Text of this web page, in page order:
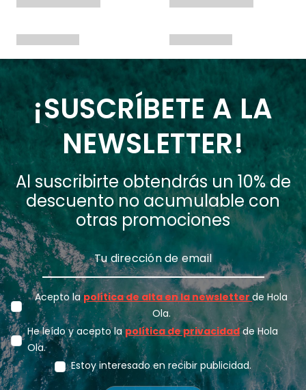
¡SUSCRÍBETE A LA
NEWSLETTER!
Al suscribirte obtendrás un 10% de
descuento no acumulable con
otras promociones
Acepto lapolítica de alta en la newsletter de Hola
Ola.
He leído y acepto lapolítica de privacidadde Hola
Ola.
Estoy interesado en recibir publicidad.